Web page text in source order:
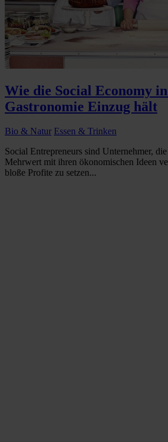
Wie die Social Economy
Gastronomie Einzug hält
Bio & Natur Essen & Trinken
Social Entrepreneurs sind Unternehmer,
Mehrwert mit ihren ökonomischen Ideen
bloße Profite zu setzen...